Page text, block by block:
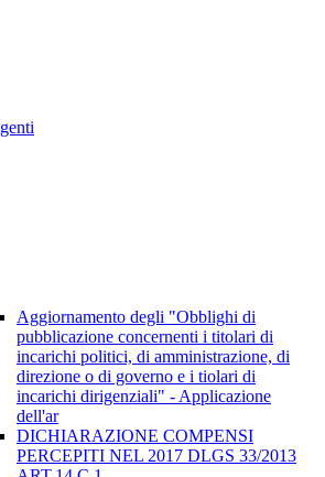
Aggiornamento degli "Obblighi di
pubblicazione concernenti i titolari di
incarichi politici, di amministrazione, di
direzione o di governo e i tiolari di
incarichi dirigenziali" - Applicazione
dell'ar
DICHIARAZIONE COMPENSI
PERCEPITI NEL 2017 DLGS 33/2013